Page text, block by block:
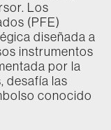
Los
(PFE)
diseñada a
instrumentos
por la
desafía las
conocido